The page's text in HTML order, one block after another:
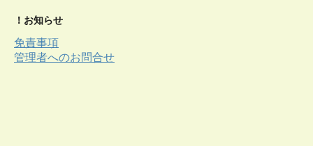
！お知らせ
免責事項
管理者へのお問合せ